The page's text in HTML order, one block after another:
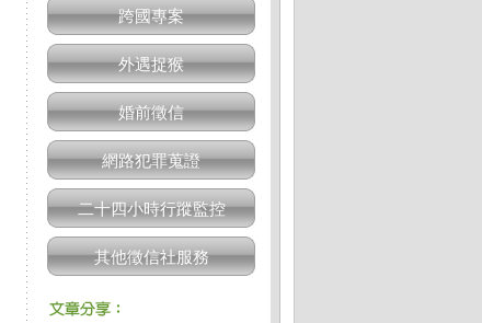
跨國專案
外遇捉猴
婚前徵信
網路犯罪蒐證
二十四小時行蹤監控
其他徵信社服務